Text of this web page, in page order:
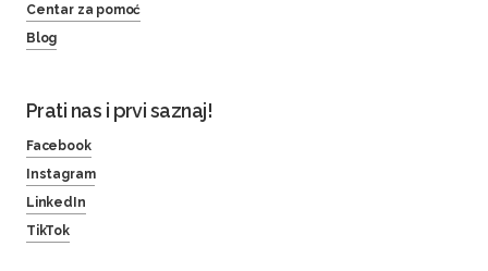
Centar za pomoć
Blog
Prati nas i prvi saznaj!
Facebook
Instagram
LinkedIn
TikTok